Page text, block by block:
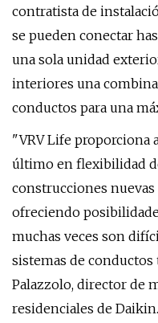
contratista de
se pueden conectar
una sola unidad
interiores una
conductos para una
"VRV Life proporciona
último en flexibilidad
construcciones
ofreciendo
muchas veces son
sistemas de
Palazzolo, director de
residenciales de